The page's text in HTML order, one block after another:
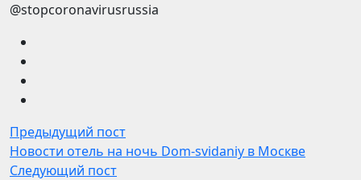
@stopcoronavirusrussia
Предыдущий пост
Новости отель на ночь Dom-svidaniy в Москве
Следующий пост